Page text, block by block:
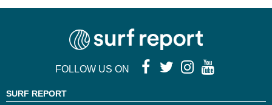
FOLLOW US ON
SURF REPORT